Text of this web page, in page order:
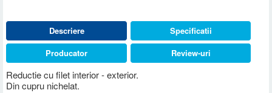
Descriere
Reductie cu filet interior - exterior.
Din cupru nichelat.
Specificatii
Producator
Review-uri